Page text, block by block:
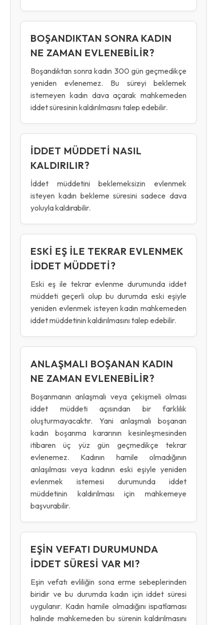
BOŞANDIKTAN SONRA KADIN
NE ZAMAN EVLENEBILIR?
Boşandıktan sonra kadın 300 gün geçmedikçe
yeniden evlenemez. Bu süreyi beklemek
istemeyen kadın dava açarak mahkemeden
iddet süresinin kaldırılmasını talep edebilir.
İDDET MÜDDETI NASIL
KALDIRILIR?
İddet müddetini beklemeksizin evlenmek
isteyen kadın bekleme süresini sadece dava
yoluyla kaldırabilir.
ESKI EŞ ILE TEKRAR EVLENMEK
IDDET MÜDDETI?
Eski eş ile tekrar evlenme durumunda iddet
müddeti geçerli olup bu durumda eski eşiyle
yeniden evlenmek isteyen kadın mahkemeden
iddet müddetinin kaldırılmasını talep edebilir.
ANLAŞMALI BOŞANAN KADIN
NE ZAMAN EVLENEBILIR?
Boşanmanın anlaşmalı veya çekişmeli olması
iddet müddeti açısından bir farklılık
oluşturmayacaktır. Yani anlaşmalı boşanan
kadın boşanma kararının kesinleşmesinden
itibaren üç yüz gün geçmedikçe tekrar
evlenemez. Kadının hamile olmadığının
anlaşılması veya kadının eski eşiyle yeniden
evlenmek istemesi durumunda iddet
müddetinin kaldırılması için mahkemeye
başvurabilir.
EŞIN VEFATI DURUMUNDA
IDDET SÜRESI VAR MI?
Eşin vefatı evliliğin sona erme sebeplerinden
biridir ve bu durumda kadın için iddet süresi
uygulanır. Kadın hamile olmadığını ispatlaması
halinde mahkemeden bu sürenin kaldırılmasını